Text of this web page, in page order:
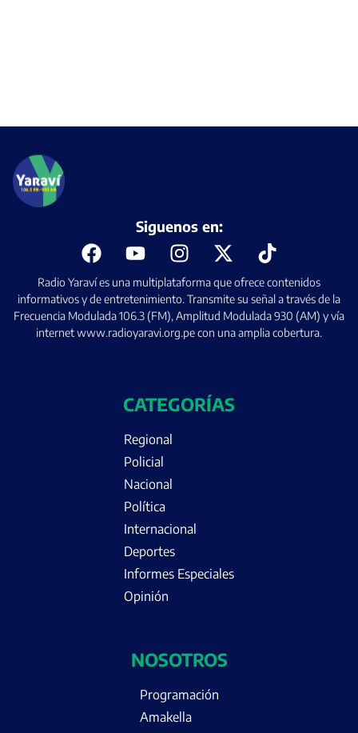
Radio Yaraví es una multiplataforma que ofrece contenidos
informativos y de entretenimiento. Transmite su señal a través de la
Frecuencia Modulada 106.3 (FM), Amplitud Modulada 930 (AM) y vía
internet www.radioyaravi.org.pe con una amplia cobertura.
Siguenos en:
CATEGORÍAS
Regional
Policial
Nacional
Política
Internacional
Deportes
Informes Especiales
Opinión
NOSOTROS
Programación
Amakella